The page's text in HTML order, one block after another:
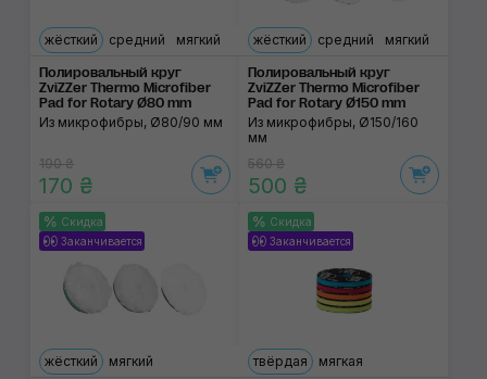
жёсткий средний мягкий
Полировальный круг
ZviZZer Thermo Microfiber
Pad for Rotary Ø80 mm
Из микрофибры, Ø80/90 мм
190 ₴
170 ₴
жёсткий средний мягкий
Полировальный круг
ZviZZer Thermo Microfiber
Pad for Rotary Ø150 mm
Из микрофибры, Ø150/160
мм
560 ₴
500 ₴
Скидка
Заканчивается
жёсткий мягкий
Скидка
Заканчивается
твёрдая мягкая